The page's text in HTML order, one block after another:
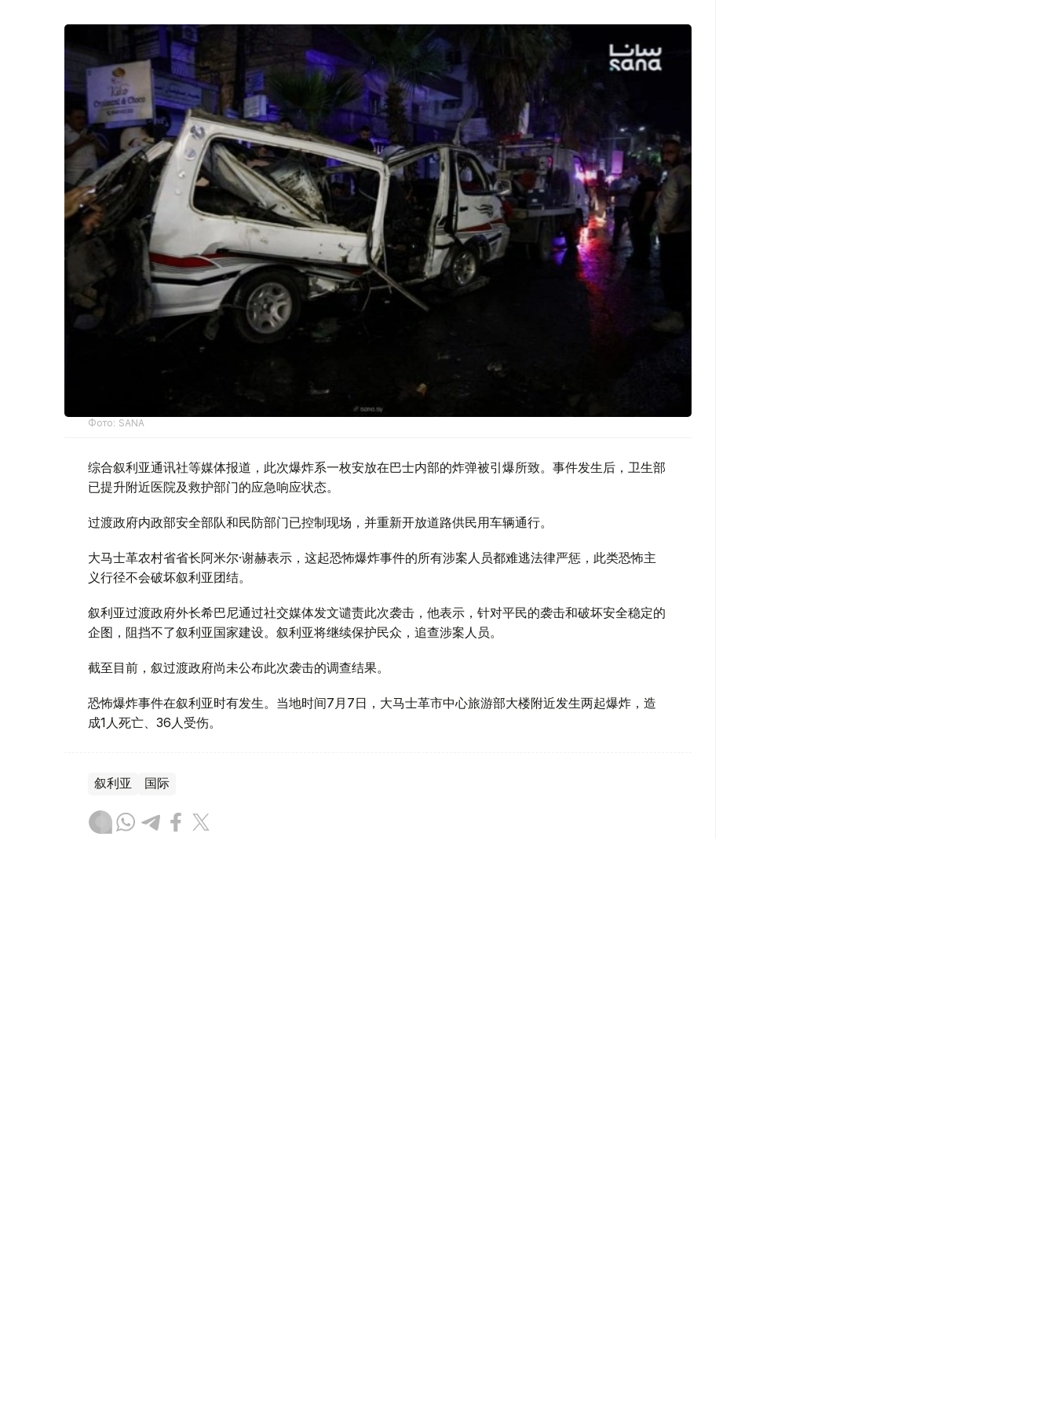
Фото: SANA
综合叙利亚通讯社等媒体报道，此次爆炸系一枚安放在巴士内部的炸弹被引爆所致。事件发生后，卫生部
已提升附近医院及救护部门的应急响应状态。
过渡政府内政部安全部队和民防部门已控制现场，并重新开放道路供民用车辆通行。
大马士革农村省省长阿米尔·谢赫表示，这起恐怖爆炸事件的所有涉案人员都难逃法律严惩，此类恐怖主
义行径不会破坏叙利亚团结。
叙利亚过渡政府外长希巴尼通过社交媒体发文谴责此次袭击，他表示，针对平民的袭击和破坏安全稳定的
企图，阻挡不了叙利亚国家建设。叙利亚将继续保护民众，追查涉案人员。
截至目前，叙过渡政府尚未公布此次袭击的调查结果。
恐怖爆炸事件在叙利亚时有发生。当地时间7月7日，大马士革市中心旅游部大楼附近发生两起爆炸，造
成1人死亡、36人受伤。
叙利亚 国际